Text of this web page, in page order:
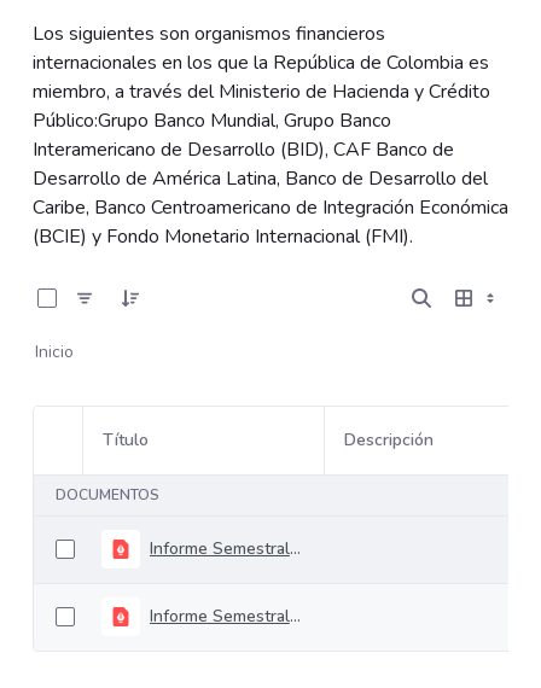
Los siguientes son organismos financieros
internacionales en los que la República de Colombia es
miembro, a través del Ministerio de Hacienda y Crédito
Público:Grupo Banco Mundial, Grupo Banco
Interamericano de Desarrollo (BID), CAF Banco de
Desarrollo de América Latina, Banco de Desarrollo del
Caribe, Banco Centroamericano de Integración Económica
(BCIE) y Fondo Monetario Internacional (FMI).
Inicio
Selección del elemento
Título Descripción
DOCUMENTOS
Informe Semestral Noviembre - Desembolsos Efectivos 2025
Informe Semestral Noviembre - Créditos Contratados 2025